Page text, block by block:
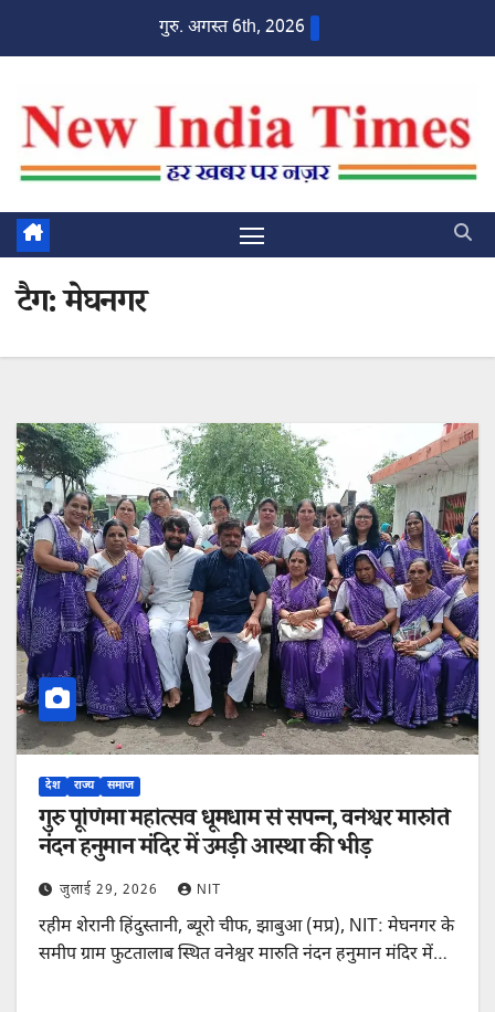
गुरु. अगस्त 6th, 2026
टैग:मेघनगर
देश राज्य समाज
गुरु पूर्णिमा महोत्सव धूमधाम से संपन्न, वनेश्वर मारुति
नंदन हनुमान मंदिर में उमड़ी आस्था की भीड़
जुलाई 29, 2026 NIT
रहीम शेरानी हिंदुस्तानी, ब्यूरो चीफ, झाबुआ (मप्र), NIT: मेघनगर के
समीप ग्राम फुटतालाब स्थित वनेश्वर मारुति नंदन हनुमान मंदिर में…